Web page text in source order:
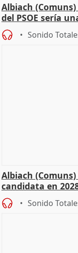
Albiach
del PSOE sería
Sonido
Albiach
candidata en
buen trabajo”
Sonido